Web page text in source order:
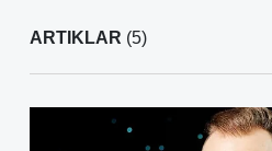
ARTIKLAR (5)